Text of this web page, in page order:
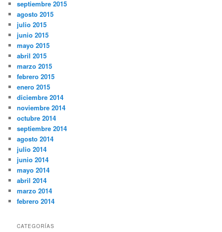
septiembre 2015
agosto 2015
julio 2015
junio 2015
mayo 2015
abril 2015
marzo 2015
febrero 2015
enero 2015
diciembre 2014
noviembre 2014
octubre 2014
septiembre 2014
agosto 2014
julio 2014
junio 2014
mayo 2014
abril 2014
marzo 2014
febrero 2014
CATEGORÍAS